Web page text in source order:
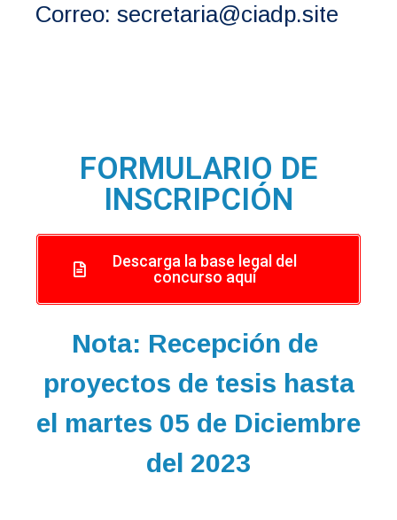
Correo: secretaria@ciadp.site
FORMULARIO DE
INSCRIPCIÓN
Descarga la base legal del
concurso aquí
Nota: Recepción de
proyectos de tesis hasta
el martes 05 de Diciembre
del 2023